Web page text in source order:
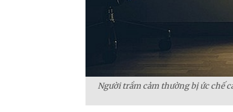
Người trầm cảm thường bị ức chế